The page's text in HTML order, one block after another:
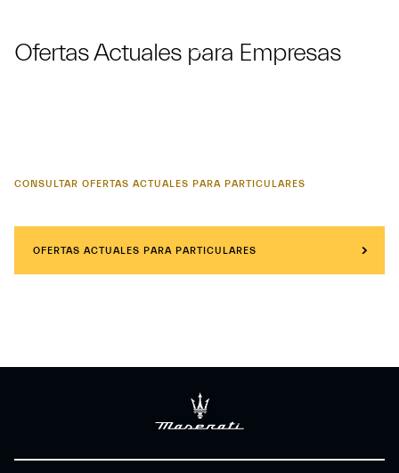
Ofertas Actuales para Empresas
CONSULTAR OFERTAS ACTUALES PARA PARTICULARES
OFERTAS ACTUALES PARA PARTICULARES